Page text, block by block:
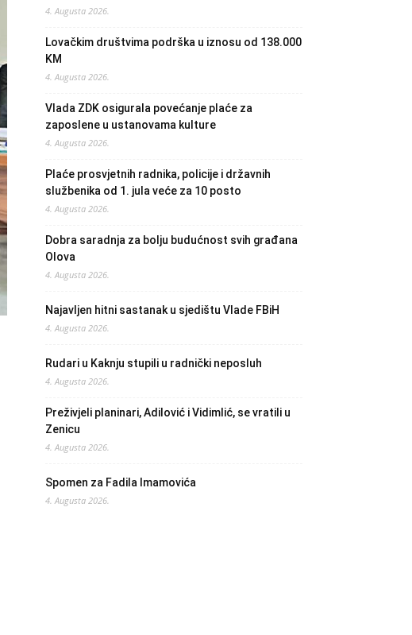
4. Augusta 2026.
Lovačkim društvima podrška u iznosu od 138.000
KM
4. Augusta 2026.
Vlada ZDK osigurala povećanje plaće za
zaposlene u ustanovama kulture
4. Augusta 2026.
Plaće prosvjetnih radnika, policije i državnih
službenika od 1. jula veće za 10 posto
4. Augusta 2026.
Dobra saradnja za bolju budućnost svih građana
Olova
4. Augusta 2026.
Najavljen hitni sastanak u sjedištu Vlade FBiH
4. Augusta 2026.
Rudari u Kaknju stupili u radnički neposluh
4. Augusta 2026.
Preživjeli planinari, Adilović i Vidimlić, se vratili u
Zenicu
4. Augusta 2026.
Spomen za Fadila Imamovića
4. Augusta 2026.